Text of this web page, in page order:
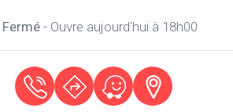
Fermé- Ouvre aujourd'hui à 18h00